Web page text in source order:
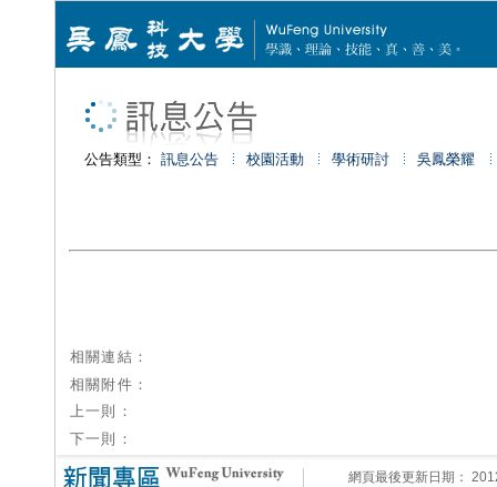
公告類型： 訊息公告 校園活動 學術研討 吳鳳榮耀
相關連結：
相關附件：
上一則：
下一則：
網頁最後更新日期：